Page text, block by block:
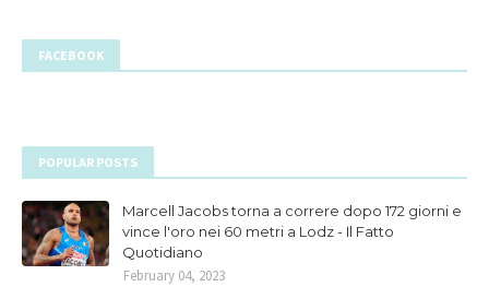
FACEBOOK
POPULAR POSTS
Marcell Jacobs torna a correre dopo 172 giorni e
vince l'oro nei 60 metri a Lodz - Il Fatto
Quotidiano
February 04, 2023